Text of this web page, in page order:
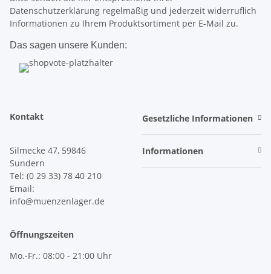
Datenschutzerklärung regelmäßig und jederzeit widerruflich
Informationen zu Ihrem Produktsortiment per E-Mail zu.
Das sagen unsere Kunden:
Kontakt
Silmecke 47, 59846
Sundern
Tel: (0 29 33) 78 40 210
Email:
info@muenzenlager.de
Öffnungszeiten
Mo.-Fr.: 08:00 - 21:00 Uhr
Gesetzliche Informationen
Informationen